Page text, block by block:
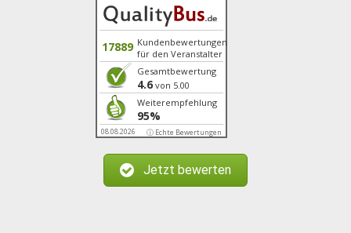
17889 Kundenbewertungen
für den Veranstalter
Gesamtbewertung
4.6 von 5.00
Weiterempfehlung
95%
08.08.2026 ⓘ Echte Bewertungen
Jetzt bewerten